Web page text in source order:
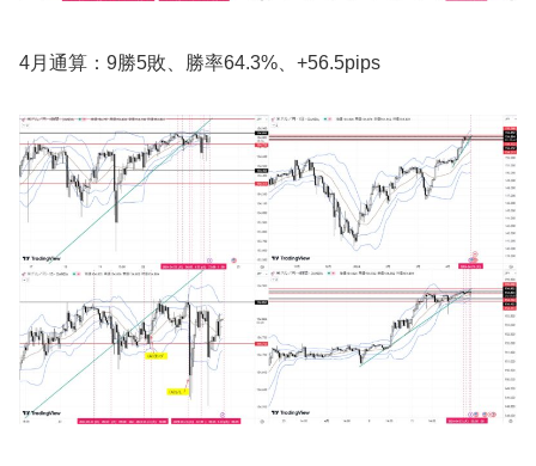
4月通算：9勝5敗、勝率64.3%、+56.5pips